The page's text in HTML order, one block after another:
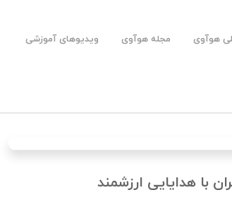
هوآوی مجله هوآوی ویدیوهای آموزشی